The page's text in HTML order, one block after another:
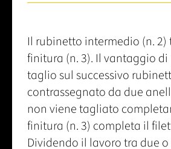
Il rubinetto intermedio (n.
finitura (n. 3). Il vantaggio
taglio sul successivo
contrassegnato da due
non viene tagliato
finitura (n. 3) completa il
Dividendo il lavoro tra due